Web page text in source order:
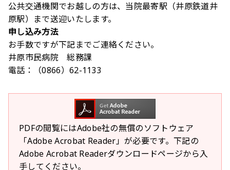
公共交通機関でお越しの方は、当院最寄駅（井原鉄道井
原駅）まで送迎いたします。
申し込み方法
お手数ですが下記までご連絡ください。
井原市民病院 総務課
電話：（0866）62-1133
PDFの閲覧にはAdobe社の無償のソフトウェア
「Adobe Acrobat Reader」が必要です。下記の
Adobe Acrobat Readerダウンロードページから入
手してください。